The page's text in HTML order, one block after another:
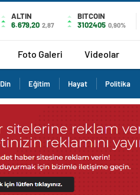
ALTIN
6.679,20 2,87
BITCOIN
3102405 0,90%
Foto Galeri Videolar
Din Eğitim Hayat Politika